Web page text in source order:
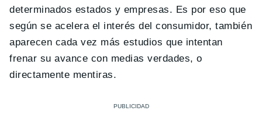
determinados estados y empresas. Es por eso que
según se acelera el interés del consumidor, también
aparecen cada vez más estudios que intentan
frenar su avance con medias verdades, o
directamente mentiras.